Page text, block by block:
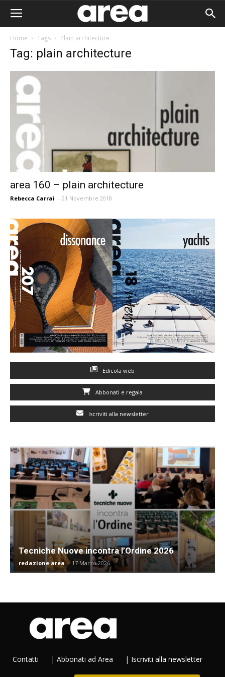
Home Tags Plain architecture
Tag: plain architecture
area 160 – plain architecture
Rebecca Carrai - 21 Novembre 2018
Edicola web
Abbonati e regala
Iscriviti alla newsletter
Tecniche Nuove incontra l’Ordine 2026
redazione area - 17 Marzo 2026
Contatti | Abbonati ad Area | Iscriviti alla newsletter